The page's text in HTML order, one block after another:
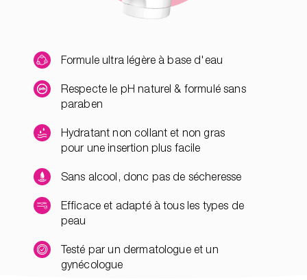
Formule ultra légère à base d'eau
Respecte le pH naturel & formulé sans
paraben
Hydratant non collant et non gras
pour une insertion plus facile
Sans alcool, donc pas de sécheresse
Efficace et adapté à tous les types de
peau
Testé par un dermatologue et un
gynécologue